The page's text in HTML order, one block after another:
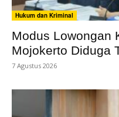
Hukum dan Kriminal
Modus Lowongan
Mojokerto Diduga
7 Agustus 2026